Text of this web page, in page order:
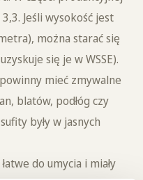
Jeśli wysokość jest
można starać się
się je w WSSE).
mieć zmywalne
blatów, podłóg czy
były w jasnych
do umycia i miały